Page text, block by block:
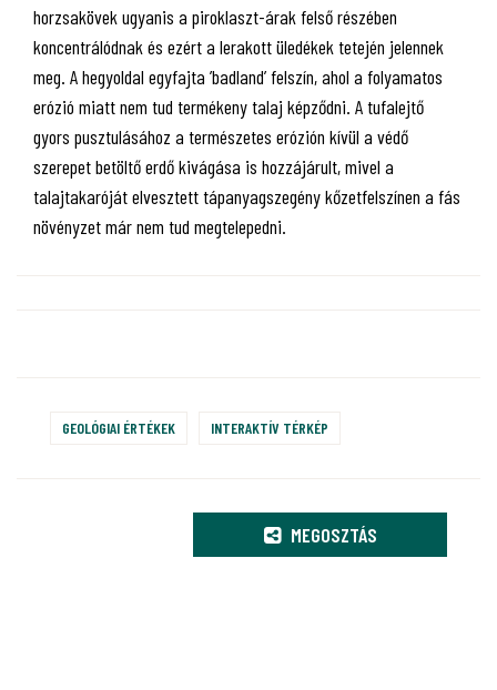
horzsakövek ugyanis a piroklaszt-árak felső részében
koncentrálódnak és ezért a lerakott üledékek tetején jelennek
meg. A hegyoldal egyfajta ’badland’ felszín, ahol a folyamatos
erózió miatt nem tud termékeny talaj képződni. A tufalejtő
gyors pusztulásához a természetes erózión kívül a védő
szerepet betöltő erdő kivágása is hozzájárult, mivel a
talajtakaróját elvesztett tápanyagszegény kőzetfelszínen a fás
növényzet már nem tud megtelepedni.
GEOLÓGIAI ÉRTÉKEK INTERAKTÍV TÉRKÉP
MEGOSZTÁS